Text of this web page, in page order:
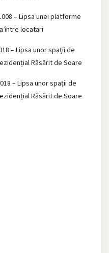
– Lipsa unei platforme
între locatari
– Lipsa unor spații de
Răsărit de Soare
– Lipsa unor spații de
Răsărit de Soare